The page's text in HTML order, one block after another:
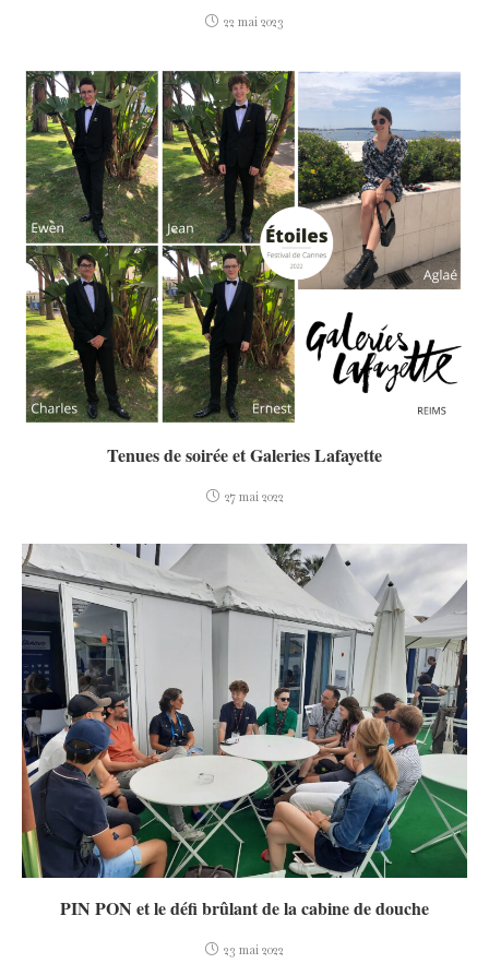
22 mai 2023
Tenues de soirée et Galeries Lafayette
27 mai 2022
PIN PON et le défi brûlant de la cabine de douche
23 mai 2022